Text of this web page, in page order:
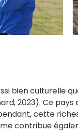
bien
2023). Ce
cette
contribue